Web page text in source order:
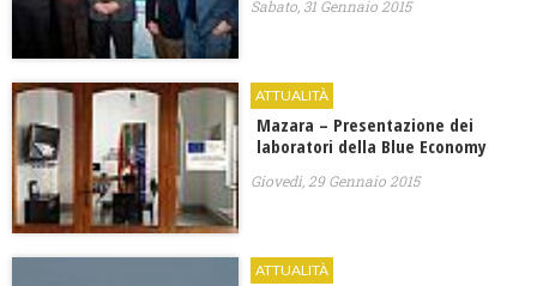
Sabato, 31 Gennaio 2015
ATTUALITÀ
Mazara – Presentazione dei
laboratori della Blue Economy
Giovedì, 29 Gennaio 2015
ATTUALITÀ